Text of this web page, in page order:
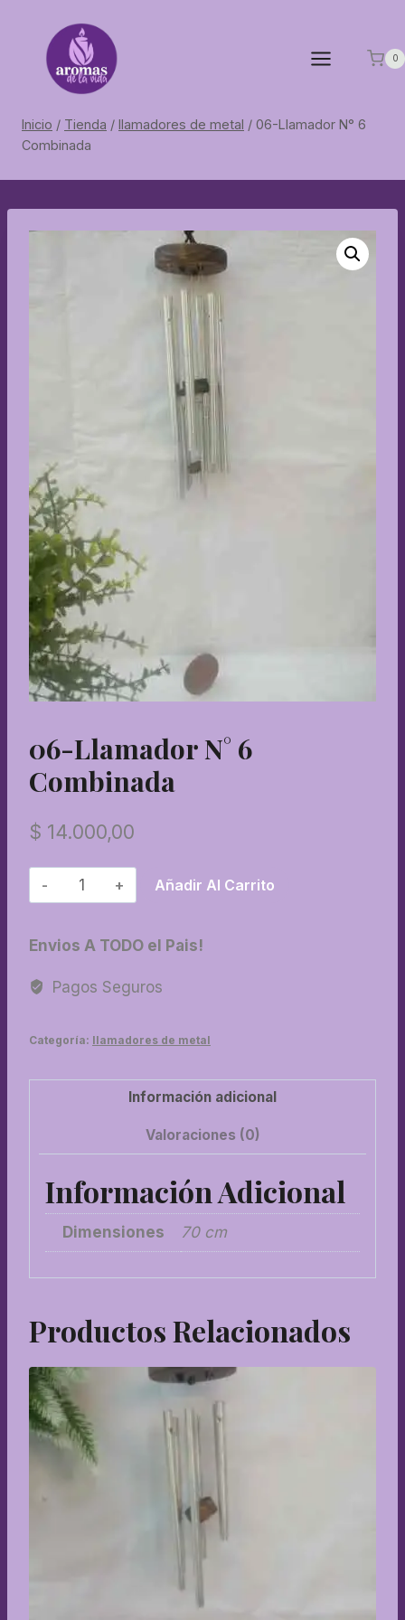
contenido
0
Inicio / Tienda / llamadores de metal / 06-Llamador N° 6
Combinada
06-Llamador N° 6
Combinada
$ 14.000,00
06-
Llamador
6
cantidad
Añadir Al Carrito
Envios A TODO el Pais!
Pagos Seguros
Categoría: llamadores de metal
Información adicional
Valoraciones (0)
Información Adicional
Dimensiones 70 cm
Productos Relacionados